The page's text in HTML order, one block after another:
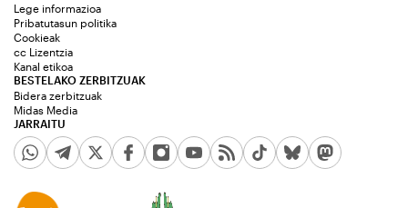
JARRAITU
Lege informazioa
Pribatutasun politika
Cookieak
cc Lizentzia
Kanal etikoa
BESTELAKO ZERBITZUAK
Bidera zerbitzuak
Midas Media